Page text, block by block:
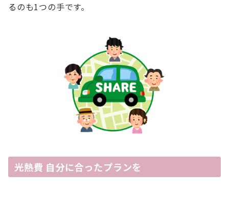
るのも1つの手です。
光熱費 自分に合ったプランを